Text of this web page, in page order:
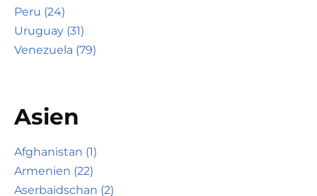
Peru (24)
Uruguay (31)
Venezuela (79)
Asien
Afghanistan (1)
Armenien (22)
Aserbaidschan (2)